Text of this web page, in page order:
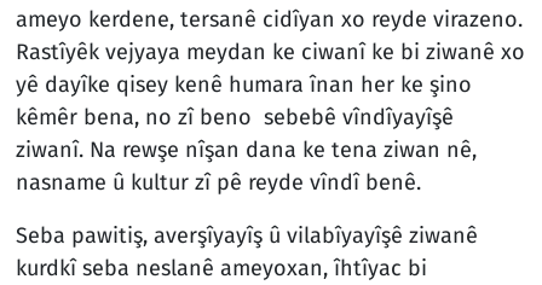
ameyo kerdene, tersanê cidîyan xo reyde virazeno.
Rastîyêk vejyaya meydan ke ciwanî ke bi ziwanê xo
yê dayîke qisey kenê humara înan her ke şino
kêmêr bena, no zî beno sebebê vîndîyayîşê
ziwanî. Na rewşe nîşan dana ke tena ziwan nê,
nasname û kultur zî pê reyde vîndî benê.
Seba pawitiş, averşîyayîş û vilabîyayîşê ziwanê
kurdkî seba neslanê ameyoxan, îhtîyac bi